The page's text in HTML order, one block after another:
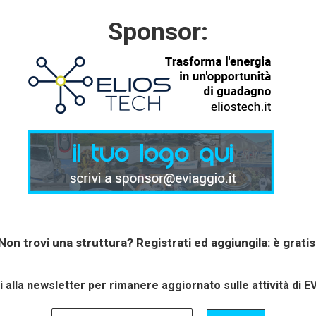
Sponsor:
trovi una struttura? Registratied aggiungila: è
alla newsletter per rimanere aggiornato sulle attività di